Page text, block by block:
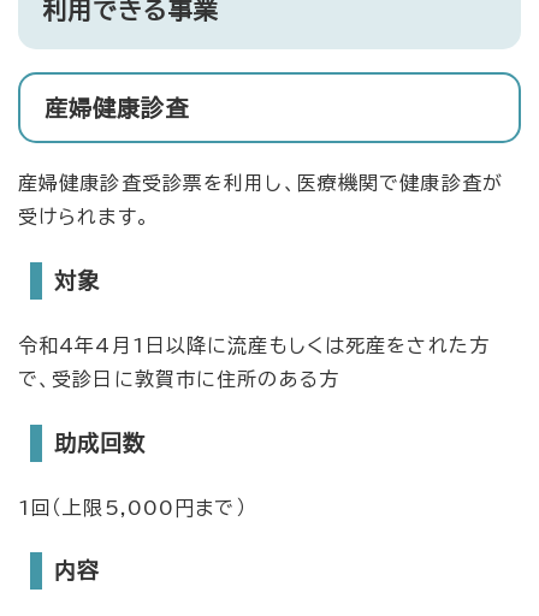
利用できる事業
産婦健康診査
産婦健康診査受診票を利用し、医療機関で健康診査が
受けられます。
対象
令和4年4月1日以降に流産もしくは死産をされた方
で、受診日に敦賀市に住所のある方
助成回数
1回（上限5,000円まで）
内容